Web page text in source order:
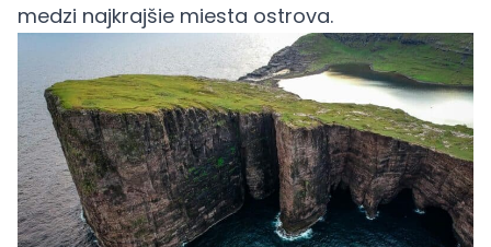
medzi najkrajšie miesta ostrova.